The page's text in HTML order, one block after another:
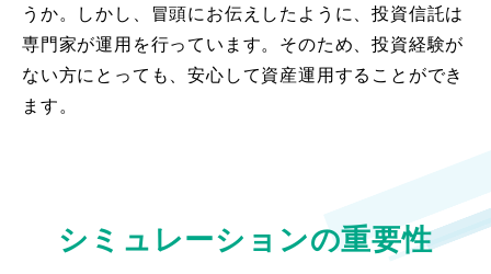
うか。しかし、冒頭にお伝えしたように、投資信託は
専門家が運用を行っています。そのため、投資経験が
ない方にとっても、安心して資産運用することができ
ます。
シミュレーションの重要性